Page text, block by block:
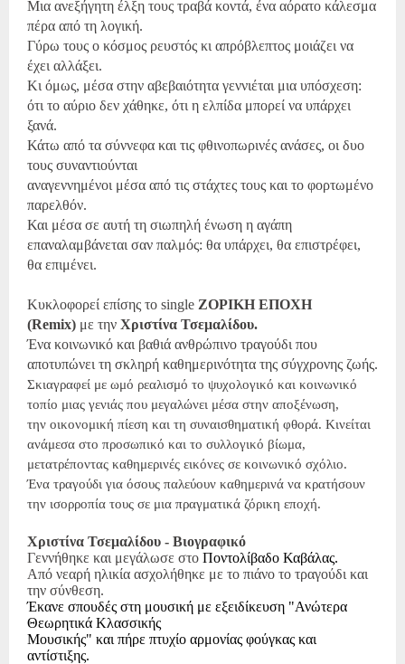
Μια ανεξήγητη έλξη τους τραβά κοντά, ένα αόρατο κάλεσμα
πέρα από τη λογική.
Γύρω τους ο κόσμος ρευστός κι απρόβλεπτος μοιάζει να
έχει αλλάξει.
Κι όμως, μέσα στην αβεβαιότητα γεννιέται μια υπόσχεση:
ότι το αύριο δεν χάθηκε, ότι η ελπίδα μπορεί να υπάρχει
ξανά.
Κάτω από τα σύννεφα και τις φθινοπωρινές ανάσες, οι δυο
τους συναντιούνται
αναγεννημένοι μέσα από τις στάχτες τους και το φορτωμένο
παρελθόν.
Και μέσα σε αυτή τη σιωπηλή ένωση η αγάπη
επαναλαμβάνεται σαν παλμός: θα υπάρχει, θα επιστρέφει,
θα επιμένει.
Κυκλοφορεί επίσης το single ΖΟΡΙΚΗ ΕΠΟΧΗ
(Remix) με την Χριστίνα Τσεμαλίδου.
Ένα κοινωνικό και βαθιά ανθρώπινο τραγούδι που
αποτυπώνει τη σκληρή καθημερινότητα της σύγχρονης ζωής.
Σκιαγραφεί με ωμό ρεαλισμό το ψυχολογικό και κοινωνικό
τοπίο μιας γενιάς που μεγαλώνει μέσα στην αποξένωση,
την οικονομική πίεση και τη συναισθηματική φθορά. Κινείται
ανάμεσα στο προσωπικό και το συλλογικό βίωμα,
μετατρέποντας καθημερινές εικόνες σε κοινωνικό σχόλιο.
Ένα τραγούδι για όσους παλεύουν καθημερινά να κρατήσουν
την ισορροπία τους σε μια πραγματικά ζόρικη εποχή.
Χριστίνα Τσεμαλίδου - Βιογραφικό
Γεννήθηκε και μεγάλωσε στο Ποντολίβαδο Καβάλας.
Από νεαρή ηλικία ασχολήθηκε με το πιάνο το τραγούδι και
την σύνθεση.
Έκανε σπουδές στη μουσική με εξειδίκευση "Ανώτερα
Θεωρητικά Κλασσικής
Μουσικής" και πήρε πτυχίο αρμονίας φούγκας και
αντίστιξης.